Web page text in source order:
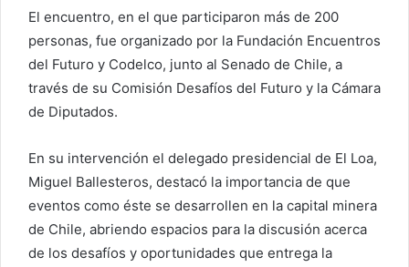
El encuentro, en el que participaron más de 200
personas, fue organizado por la Fundación Encuentros
del Futuro y Codelco, junto al Senado de Chile, a
través de su Comisión Desafíos del Futuro y la Cámara
de Diputados.
En su intervención el delegado presidencial de El Loa,
Miguel Ballesteros, destacó la importancia de que
eventos como éste se desarrollen en la capital minera
de Chile, abriendo espacios para la discusión acerca
de los desafíos y oportunidades que entrega la